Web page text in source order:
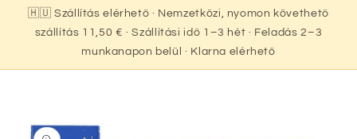
🇭🇺 Szállítás elérhető · Nemzetközi, nyomon követhető
szállítás 11,50 € · Szállítási idő 1–3 hét · Feladás 2–3
munkanapon belül · Klarna elérhető
a